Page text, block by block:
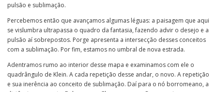
pulsão e sublimação.
Percebemos então que avançamos algumas léguas: a paisagem que aqui
se vislumbra ultrapassa o quadro da fantasia, fazendo advir o desejo e a
pulsão aí sobrepostos. Porge apresenta a intersecção desses conceitos
com a sublimação. Por fim, estamos no umbral de nova estrada.
Adentramos rumo ao interior desse mapa e examinamos com ele o
quadrângulo de Klein. A cada repetição desse andar, o novo. A repetição
e sua inerência ao conceito de sublimação. Daí para o nó borromeano, a